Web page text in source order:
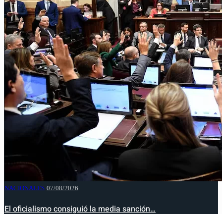
NACIONALES 07/08/2026
El oficialismo consiguió la media sanción…